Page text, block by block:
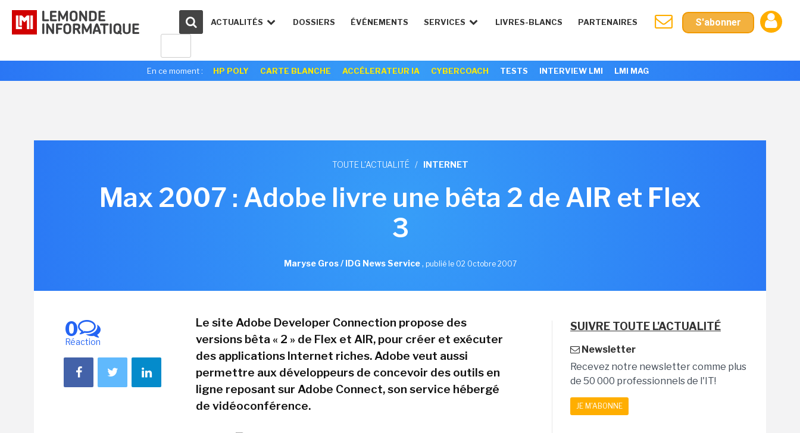
ACTUALITÉS DOSSIERS ÉVÉNEMENTS SERVICES LIVRES-BLANCS PARTENAIRES S'abonner
En ce moment : HP POLY CARTE BLANCHE ACCÉLERATEUR IA CYBERCOACH TESTS INTERVIEW LMI LMI MAG
TOUTE L'ACTUALITÉ / INTERNET
Max 2007 : Adobe livre une bêta 2 de AIR et Flex
3
Maryse Gros / IDG News Service, publié le 02 Octobre 2007
0
Réaction
Le site Adobe Developer Connection propose des
versions bêta « 2 » de Flex et AIR, pour créer et exécuter
des applications Internet riches. Adobe veut aussi
permettre aux développeurs de concevoir des outils en
ligne reposant sur Adobe Connect, son service hébergé
de vidéoconférence.
SUIVRE TOUTE L'ACTUALITÉ
Newsletter
Recevez notre newsletter comme plus
de 50 000 professionnels de l'IT!
JE M'ABONNE